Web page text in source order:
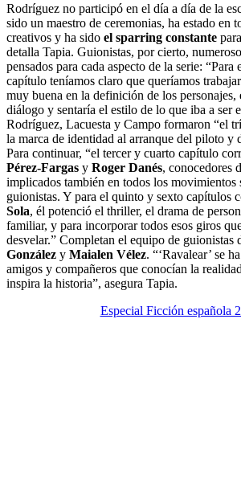
Rodríguez no participó en el día a día de la
sido un maestro de ceremonias, ha estado en
creativos y ha sido el sparring constante
detalla Tapia. Guionistas, por cierto,
pensados para cada aspecto de la serie:
capítulo teníamos claro que queríamos
muy buena en la definición de los personajes,
diálogo y sentaría el estilo de lo que iba a ser
Rodríguez, Lacuesta y Campo formaron “el
la marca de identidad al arranque del piloto y
Para continuar, “el tercer y cuarto capítulo
Pérez-Fargas y Roger Danés, conocedores
implicados también en todos los movimientos
guionistas. Y para el quinto y sexto capítulos
Sola, él potenció el thriller, el drama de
familiar, y para incorporar todos esos giros
desvelar.” Completan el equipo de guionistas
González y Maialen Vélez. “‘Ravalear’ se
amigos y compañeros que conocían la
inspira la historia”, asegura Tapia.
Especial Ficción española